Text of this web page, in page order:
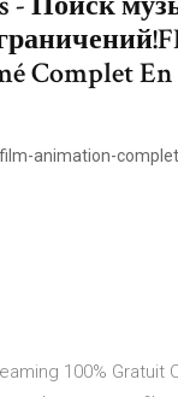
Complet En
animation-
100% Gratuit